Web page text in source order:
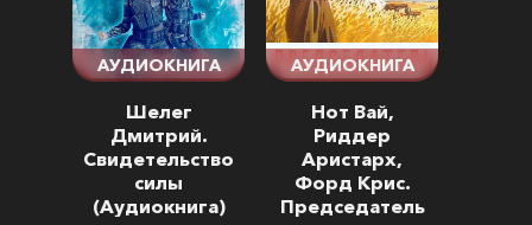
АУДИОКНИГА
Шелег
Дмитрий.
Свидетельство
силы
(Аудиокнига)
АУДИОКНИГА
Нот Вай,
Риддер
Аристарх,
Форд Крис.
Председатель